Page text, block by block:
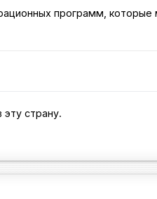
программ,
эту страну.